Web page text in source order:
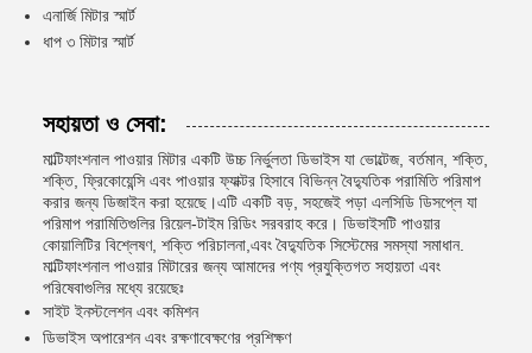
এনার্জি মিটার স্মার্ট
ধাপ ৩ মিটার স্মার্ট
সহায়তা ও সেবা:
মাল্টিফাংশনাল পাওয়ার মিটার একটি উচ্চ নির্ভুলতা ডিভাইস যা ভোল্টেজ, বর্তমান, শক্তি,
শক্তি, ফ্রিকোয়েন্সি এবং পাওয়ার ফ্যাক্টর হিসাবে বিভিন্ন বৈদ্যুতিক পরামিতি পরিমাপ
করার জন্য ডিজাইন করা হয়েছে।এটি একটি বড়, সহজেই পড়া এলসিডি ডিসপ্লে যা
পরিমাপ পরামিতিগুলির রিয়েল-টাইম রিডিং সরবরাহ করে। ডিভাইসটি পাওয়ার
কোয়ালিটির বিশ্লেষণ, শক্তি পরিচালনা,এবং বৈদ্যুতিক সিস্টেমের সমস্যা সমাধান.
মাল্টিফাংশনাল পাওয়ার মিটারের জন্য আমাদের পণ্য প্রযুক্তিগত সহায়তা এবং
পরিষেবাগুলির মধ্যে রয়েছেঃ
সাইট ইনস্টলেশন এবং কমিশন
ডিভাইস অপারেশন এবং রক্ষণাবেক্ষণের প্রশিক্ষণ